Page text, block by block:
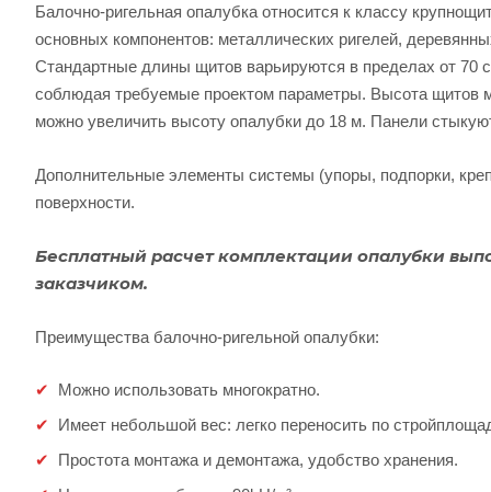
Балочно-ригельная опалубка относится к классу
основных компонентов: металлических ригелей,
Стандартные длины щитов варьируются в пределах от
соблюдая требуемые проектом параметры. Высота щитов
можно увеличить высоту опалубки до 18 м. Панели
Дополнительные элементы системы (упоры, подпорки,
поверхности.
Бесплатный расчет комплектации опалубки
заказчиком.
Преимущества балочно-ригельной опалубки:
Можно использовать многократно.
Имеет небольшой вес: легко переносить по
Простота монтажа и демонтажа, удобство хранения.